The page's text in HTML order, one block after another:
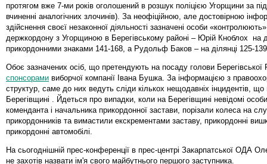
протягом вже 7-ми років оголошений в розшук поліцією Угорщини за
вчиненні аналогічних злочинів). За неофіційною, але достовірною
здійснення своєї незаконної діяльності зазначені особи
держкордону з Угорщиною в Берегівському районі – Юрій Кноблох на
прикордонними знаками 141-168, а Рудольф Баков – на ділянці 125-
Обоє зазначених осіб, що претендують на посаду голови
спонсорами виборчої компанії Івана Бушка. За інформацією з
структур, саме до них ведуть сліди кількох нещодавніх інцидентів,
Берегівщині . Йдеться про випадки, коли на Берегівщині невідомі
коменданта і начальника прикордонної застави, порізали колеса на
прикордонників та вимастили екскрементами заставу, прикордонні
прикордонні автомобілі.
На сьогоднішній прес-конференції в прес-центрі Закарпатської ОДА
не захотів назвати ім'я свого майбутнього першого заступника.